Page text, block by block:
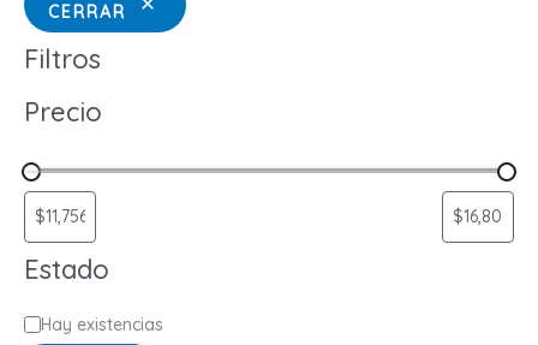
CERRAR
Filtros
Precio
Estado
E Hay existencias